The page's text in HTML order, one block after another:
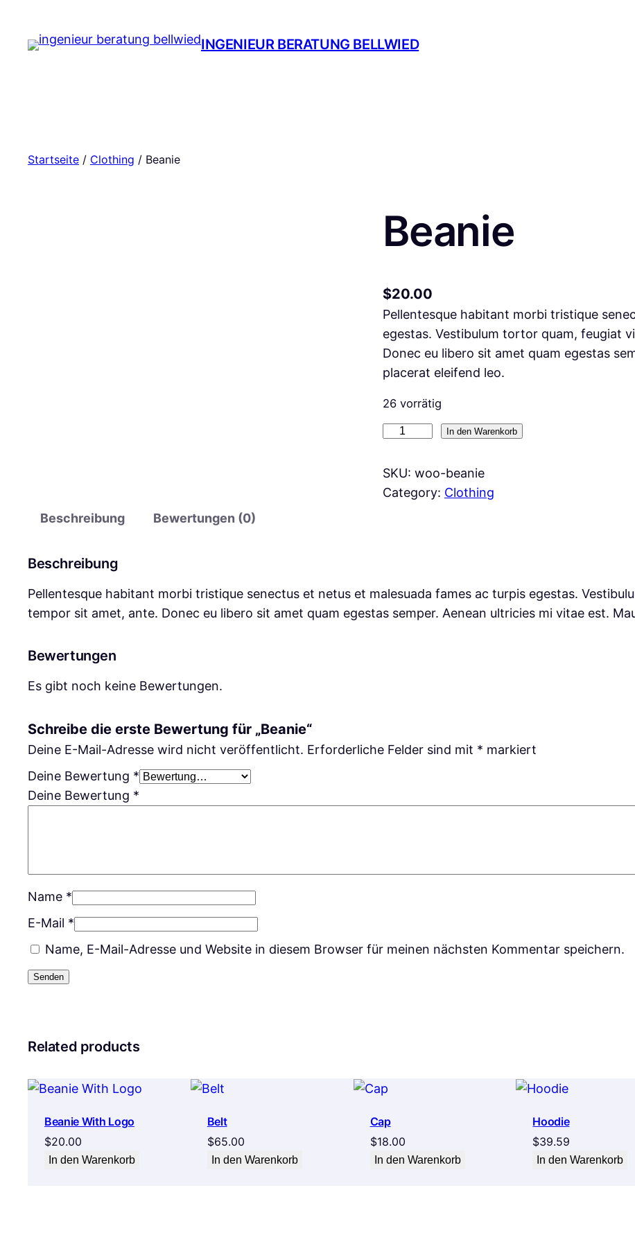
springen
INGENIEUR BERATUNG BELLWIED
Startseite / Clothing / Beanie
Beanie
$20.00
Pellentesque habitant morbi tristique
egestas. Vestibulum tortor quam, feugiat
Donec eu libero sit amet quam egestas
placerat eleifend leo.
26 vorrätig
a
n
n
g
In den Warenkorb
SKU: woo-beanie
Category: Clothing
Beschreibung
Bewertungen (0)
Beschreibung
Pellentesque habitant morbi tristique senectus et netus et malesuada fames ac turpis egestas.
tempor sit amet, ante. Donec eu libero sit amet quam egestas semper. Aenean ultricies mi vitae est.
Bewertungen
Es gibt noch keine Bewertungen.
Schreibe die erste Bewertung für „Beanie“
Deine E-Mail-Adresse wird nicht veröffentlicht. Erforderliche Felder sind mit * markiert
Deine Bewertung *
Deine Bewertung *
Name *
E-Mail *
Name, E-Mail-Adresse und Website in diesem Browser für meinen nächsten Kommentar speichern.
Related products
Beanie With Logo
$20.00
In den Warenkorb
Belt
$65.00
In den Warenkorb
Cap
$18.00
In den Warenkorb
Hoodie
$39.59
In den Warenkorb